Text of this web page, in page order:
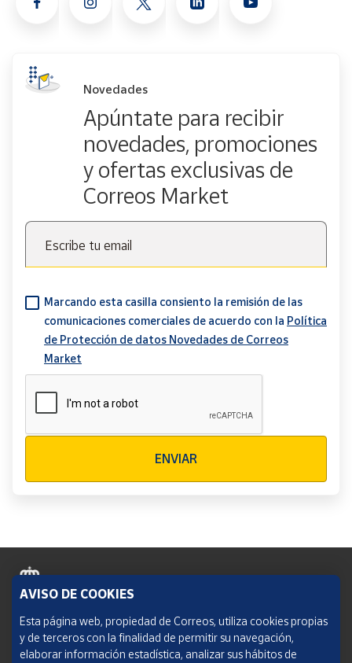
Novedades
Apúntate para recibir
novedades, promociones
y ofertas exclusivas de
Correos Market
Escribe tu email
Marcando esta casilla consiento la remisión de las
comunicaciones comerciales de acuerdo con la Política
de Protección de datos Novedades de Correos
Market
ENVIAR
Política de cookies
Aviso legal
AVISO DE COOKIES
Esta página web, propiedad de Correos, utiliza cookies propias
y de terceros con la finalidad de permitir su navegación,
elaborar información estadística, analizar sus hábitos de